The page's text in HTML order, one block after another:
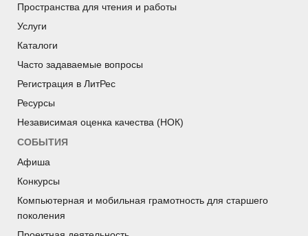
Пространства для чтения и работы
Услуги
Каталоги
Часто задаваемые вопросы
Регистрация в ЛитРес
Ресурсы
Независимая оценка качества (НОК)
СОБЫТИЯ
Афиша
Конкурсы
Компьютерная и мобильная грамотность для старшего
поколения